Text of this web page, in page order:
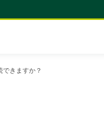
できますか？